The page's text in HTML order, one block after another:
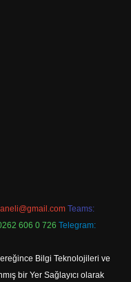
Teams:
606 0 726 Telegram:
Bilgi Teknolojileri ve
bir Yer Sağlayıcı olarak